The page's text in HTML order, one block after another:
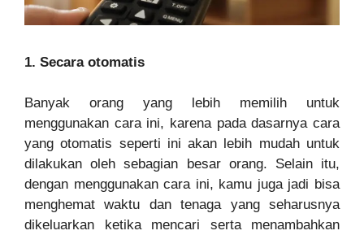
1. Secara otomatis
Banyak orang yang lebih memilih untuk
menggunakan cara ini, karena pada dasarnya cara
yang otomatis seperti ini akan lebih mudah untuk
dilakukan oleh sebagian besar orang. Selain itu,
dengan menggunakan cara ini, kamu juga jadi bisa
menghemat waktu dan tenaga yang seharusnya
dikeluarkan ketika mencari serta menambahkan